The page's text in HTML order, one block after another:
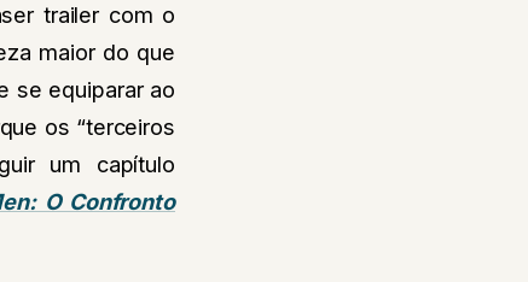
trailer com o
maior do que
se equiparar ao
os “terceiros
um capítulo
O Confronto